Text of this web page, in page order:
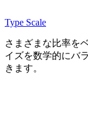
Type Scale
さまざまな比率を
イズを数学的にバ
きます。